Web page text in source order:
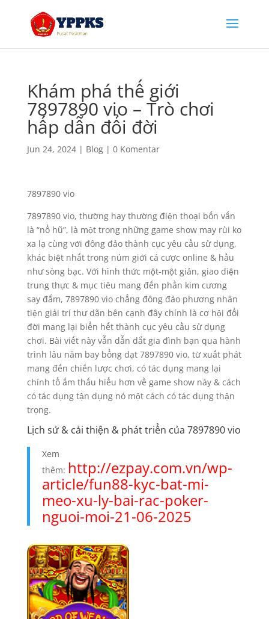
Khám phá thế giới
7897890 vio – Trò chơi
hấp dẫn đổi đời
Jun 24, 2024| Blog| 0 Komentar
7897890 vio
7897890 vio, thường hay thường điện thoại bốn vấn
là “nổ hũ”, là một trong những game show may rủi ko
xa lạ cùng với đông đảo thành cục yêu cầu sử dụng,
khác biệt nhất trong núm giới cá cược online & hầu
như sòng bạc. Với hình thức một-một giản, giao diện
trung thực & mục tiêu mang đến phần kim cương
say đắm, 7897890 vio chẳng đông đảo phương nhân
tiện giải trí thư dãn bên cạnh đây chính là cơ hội đổi
đời mang lại biển hết thành cục yêu cầu sử dụng
chơi. Bài viết này vẫn dẫn dắt gia đình bạn qua hành
trình lâu năm bay bổng dạt 7897890 vio, từ xuất phát
mang đến chiến lược chơi, có tác dụng mang lại
chính tổ ấm thấu hiểu hơn về game show này & cách
có tác dụng tận dụng nó một cách có tác dụng thận
trọng.
Lịch sử & cải thiện & phát triển của 7897890 vio
Xem
thêm: http://ezpay.com.vn/wp-
article/fun88-kyc-bat-mi-
meo-xu-ly-bai-rac-poker-
nguoi-moi-21-06-2025